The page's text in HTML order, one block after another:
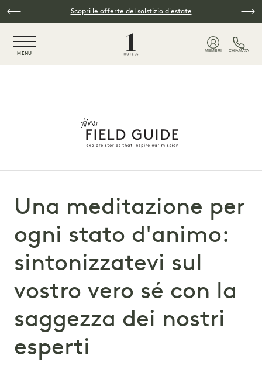
Vai al contenuto principale
Scopri le offerte del solstizio d'estate
MENU
MEMBRI CHIAMATA
Una meditazione per
ogni stato d'animo:
sintonizzatevi sul
vostro vero sé con la
saggezza dei nostri
esperti